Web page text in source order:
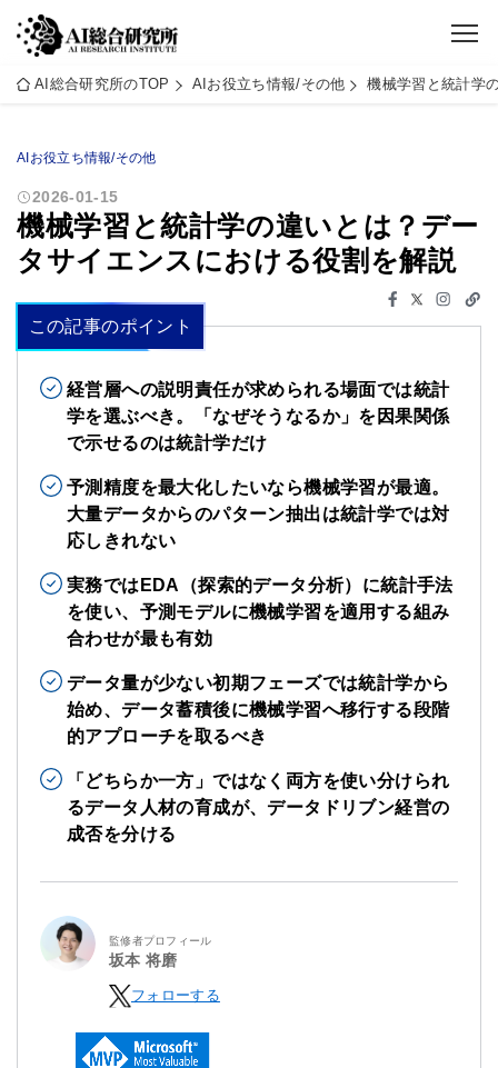
AI総合研究所のTOP AIお役立ち情報/その他 機械学習と統計学
AIお役立ち情報/その他
2026-01-15
機械学習と統計学の違いとは？デー
タサイエンスにおける役割を解説
この記事のポイント
経営層への説明責任が求められる場面では統計
学を選ぶべき。「なぜそうなるか」を因果関係
で示せるのは統計学だけ
予測精度を最大化したいなら機械学習が最適。
大量データからのパターン抽出は統計学では対
応しきれない
実務ではEDA（探索的データ分析）に統計手法
を使い、予測モデルに機械学習を適用する組み
合わせが最も有効
データ量が少ない初期フェーズでは統計学から
始め、データ蓄積後に機械学習へ移行する段階
的アプローチを取るべき
「どちらか一方」ではなく両方を使い分けられ
るデータ人材の育成が、データドリブン経営の
成否を分ける
監修者プロフィール
坂本 将磨
フォローする